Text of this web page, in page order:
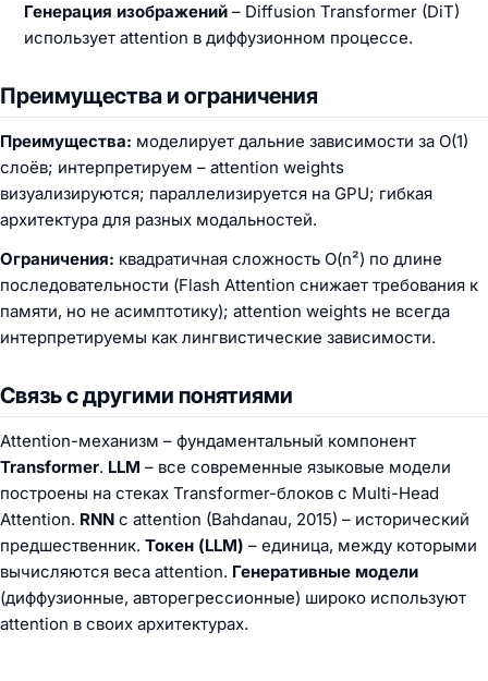
Генерация изображений – Diffusion Transformer (DiT)
использует attention в диффузионном процессе.
Преимущества и ограничения
Преимущества: моделирует дальние зависимости за O(1)
слоёв; интерпретируем – attention weights
визуализируются; параллелизируется на GPU; гибкая
архитектура для разных модальностей.
Ограничения: квадратичная сложность O(n²) по длине
последовательности (Flash Attention снижает требования к
памяти, но не асимптотику); attention weights не всегда
интерпретируемы как лингвистические зависимости.
Связь с другими понятиями
Attention-механизм – фундаментальный компонент
Transformer. LLM – все современные языковые модели
построены на стеках Transformer-блоков с Multi-Head
Attention. RNN с attention (Bahdanau, 2015) – исторический
предшественник. Токен (LLM) – единица, между которыми
вычисляются веса attention. Генеративные модели
(диффузионные, авторегрессионные) широко используют
attention в своих архитектурах.